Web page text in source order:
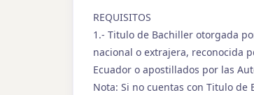
REQUISITOS
1.- Titulo de Bachiller otorgada
nacional o extrajera, reconocida
Ecuador o apostillados por las
Nota: Si no cuentas con Titulo de